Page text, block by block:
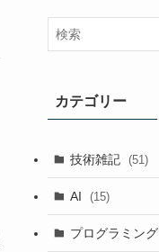
カテゴリー
技術雑記 (51)
AI (15)
プログラミング